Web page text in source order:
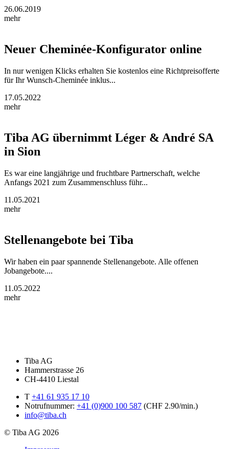
26.06.2019
mehr
Neuer Cheminée-Konfigurator online
In nur wenigen Klicks erhalten Sie kostenlos eine Richtpreisofferte
für Ihr Wunsch-Cheminée inklus...
17.05.2022
mehr
Tiba AG übernimmt Léger & André SA
in Sion
Es war eine langjährige und fruchtbare Partnerschaft, welche
Anfangs 2021 zum Zusammenschluss führ...
11.05.2021
mehr
Stellenangebote bei Tiba
Wir haben ein paar spannende Stellenangebote. Alle offenen
Jobangebote....
11.05.2022
mehr
Tiba AG
Hammerstrasse 26
CH-4410 Liestal
T +41 61 935 17 10
Notrufnummer: +41 (0)900 100 587 (CHF 2.90/min.)
info@tiba.ch
© Tiba AG 2026